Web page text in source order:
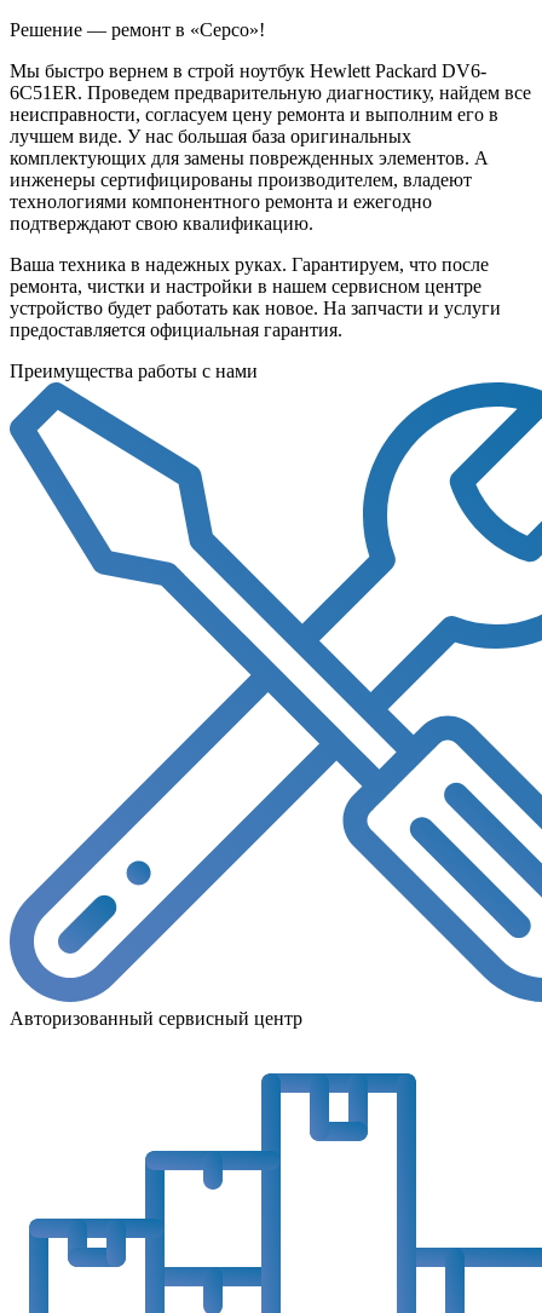
Решение — ремонт в «Серсо»!
Мы быстро вернем в строй ноутбук Hewlett Packard DV6-
6C51ER. Проведем предварительную диагностику, найдем все
неисправности, согласуем цену ремонта и выполним его в
лучшем виде. У нас большая база оригинальных
комплектующих для замены поврежденных элементов. А
инженеры сертифицированы производителем, владеют
технологиями компонентного ремонта и ежегодно
подтверждают свою квалификацию.
Ваша техника в надежных руках. Гарантируем, что после
ремонта, чистки и настройки в нашем сервисном центре
устройство будет работать как новое. На запчасти и услуги
предоставляется официальная гарантия.
Преимущества работы с нами
Авторизованный сервисный центр